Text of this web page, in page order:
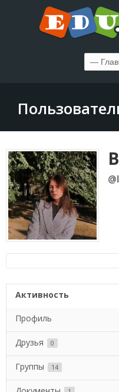
Активность
Профиль
Друзья 0
Группы 14